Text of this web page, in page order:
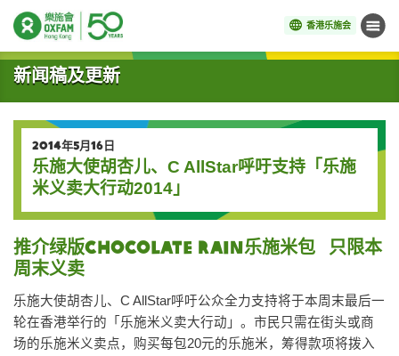
香港乐施会 菜单
开始主要内容
新闻稿及更新
2014年5月16日
乐施大使胡杏儿、C AllStar呼吁支持「乐施
米义卖大行动2014」
推介绿版Chocolate Rain乐施米包 只限本
周末义卖
乐施大使胡杏儿、C AllStar呼吁公众全力支持将于本周末最后一
轮在香港举行的「乐施米义卖大行动」。市民只需在街头或商
场的乐施米义卖点，购买每包20元的乐施米，筹得款项将拨入